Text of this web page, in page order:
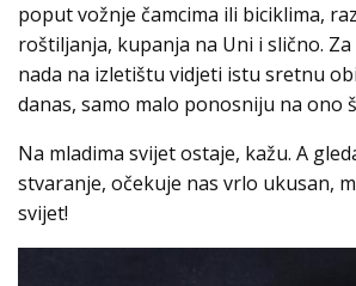
poput vožnje čamcima ili biciklima,
roštiljanja, kupanja na Uni i slično.
nada na izletištu vidjeti istu sretnu
danas, samo malo ponosniju na ono
Na mladima svijet ostaje, kažu. A
stvaranje, očekuje nas vrlo ukusan,
svijet!